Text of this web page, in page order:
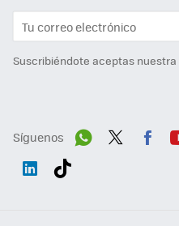
Suscribiéndote aceptas nuestra
Síguenos